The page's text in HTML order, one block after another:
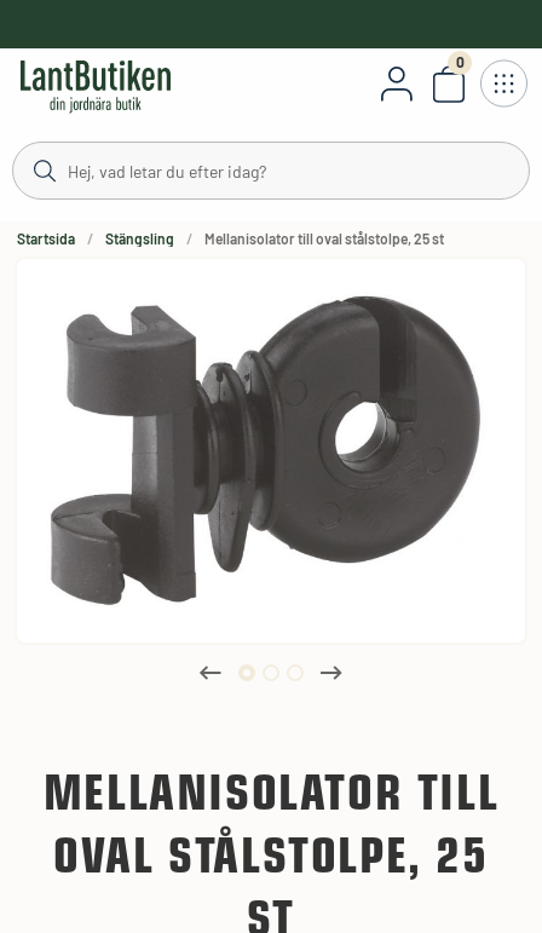
0
Antal
Startsida Stängsling Mellanisolator till oval stålstolpe, 25 st
MELLANISOLATOR TILL
OVAL STÅLSTOLPE, 25
ST